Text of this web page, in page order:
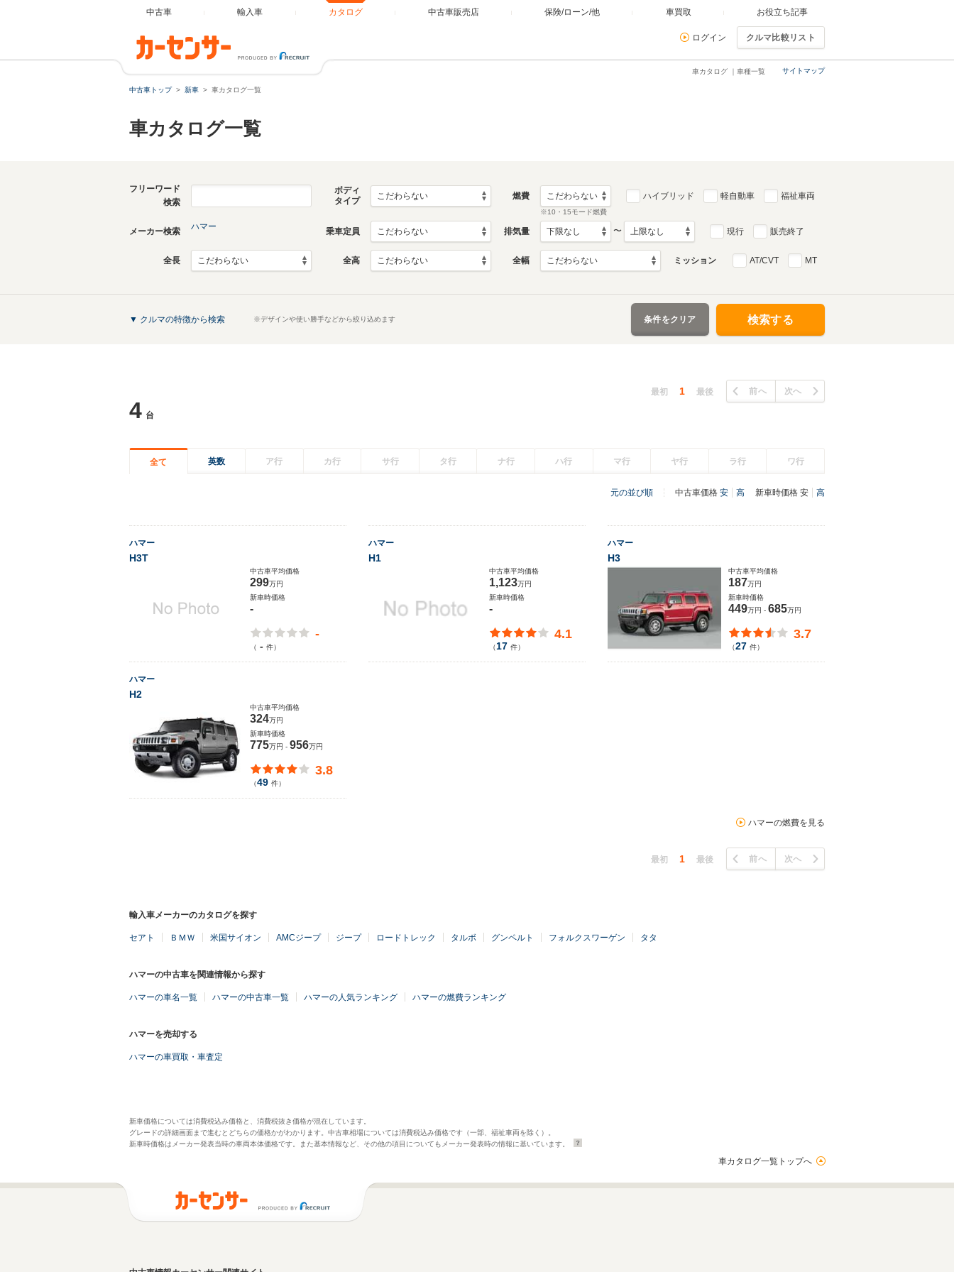
中古車 輸入車 カタログ 中古車販売店 保険/ローン/他 車買取 お役立ち記事
ログイン クルマ比較リスト
サイトマップ
車カタログ ｜車種一覧
中古車トップ 新車 車カタログ一覧
車カタログ一覧
フリーワード
検索
ボディ
タイプ
燃費
※10・15モード燃費
ハイブリッド 軽自動車 福祉車両
メーカー検索 ハマー 乗車定員 排気量 〜 現行 販売終了
全長 全高 全幅 ミッション AT/CVT MT
▼ クルマの特徴から検索 ※デザインや使い勝手などから絞り込めます 条件をクリア 検索する
4 台
最初 1 最後 前へ 次へ
全て 英数 ア行 カ行 サ行 タ行 ナ行 ハ行 マ行 ヤ行 ラ行 ワ行
元の並び順 中古車価格 安 高 新車時価格 安 高
ハマー
H3T
中古車平均価格
299万円
新車時価格
-
-
（ - 件）
ハマー
H1
中古車平均価格
1,123万円
新車時価格
-
4.1
（17 件）
ハマー
H3
中古車平均価格
187万円
新車時価格
449万円 - 685万円
3.7
（27 件）
ハマー
H2
中古車平均価格
324万円
新車時価格
775万円 - 956万円
3.8
（49 件）
ハマーの燃費を見る
最初 1 最後 前へ 次へ
輸入車メーカーのカタログを探す
セアト ＢＭＷ 米国サイオン AMCジープ ジープ ロードトレック タルボ グンペルト フォルクスワーゲン タタ
ハマーの中古車を関連情報から探す
ハマーの車名一覧 ハマーの中古車一覧 ハマーの人気ランキング ハマーの燃費ランキング
ハマーを売却する
ハマーの車買取・車査定
新車価格については消費税込み価格と、消費税抜き価格が混在しています。
グレードの詳細画面まで進むとどちらの価格かがわかります。中古車相場については消費税込み価格です（一部、福祉車両を除く）。
新車時価格はメーカー発表当時の車両本体価格です。また基本情報など、その他の項目についてもメーカー発表時の情報に基いています。
車カタログ一覧トップへ